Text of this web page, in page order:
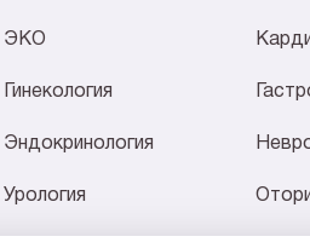
ЭКО
Гинекология
Эндокринология
Урология